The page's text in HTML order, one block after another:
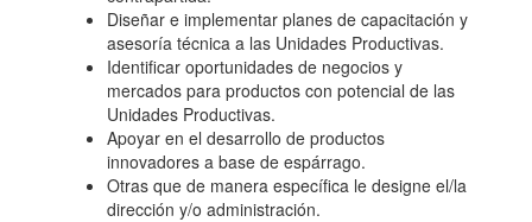
Diseñar e implementar planes de capacitación y
asesoría técnica a las Unidades Productivas.
Identificar oportunidades de negocios y
mercados para productos con potencial de las
Unidades Productivas.
Apoyar en el desarrollo de productos
innovadores a base de espárrago.
Otras que de manera específica le designe el/la
dirección y/o administración.